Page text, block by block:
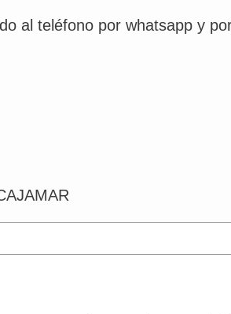
al teléfono por whatsapp y